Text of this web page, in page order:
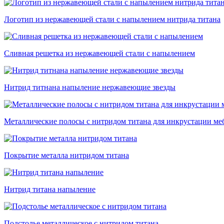
Логотип из нержавеющей стали с напылением нитрида титана
Сливная решетка из нержавеющей стали с напылением
Нитрид титнана напыление нержавеющие звезды
Металлические полосы с нитридом титана для инкрустации
Покрытие металла нитридом титана
Нитрид титана напыление